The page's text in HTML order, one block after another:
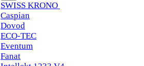
SWISS KRONO
Caspian
Dovod
ECO-TEC
Eventum
Fanat